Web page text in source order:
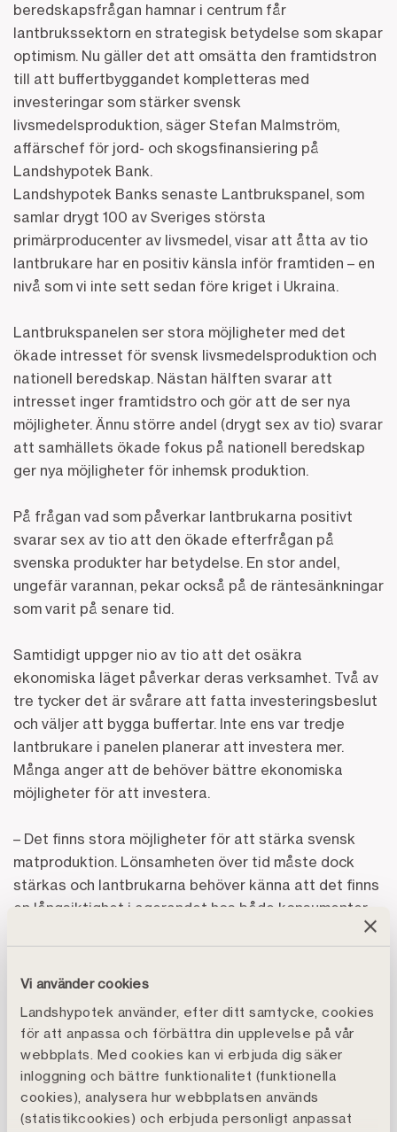
Vi använder cookies
Landshypotek använder, efter ditt samtycke, cookies
för att anpassa och förbättra din upplevelse på vår
webbplats. Med cookies kan vi erbjuda dig säker
inloggning och bättre funktionalitet (funktionella
cookies), analysera hur webbplatsen används
(statistikcookies) och erbjuda personligt anpassat
beredskapsfrågan hamnar i centrum får
lantbrukssektorn en strategisk betydelse som skapar
optimism. Nu gäller det att omsätta den framtidstron
till att buffertbyggandet kompletteras med
investeringar som stärker svensk
livsmedelsproduktion, säger Stefan Malmström,
affärschef för jord- och skogsfinansiering på
Landshypotek Bank.
Landshypotek Banks senaste Lantbrukspanel, som
samlar drygt 100 av Sveriges största
primärproducenter av livsmedel, visar att åtta av tio
lantbrukare har en positiv känsla inför framtiden – en
nivå som vi inte sett sedan före kriget i Ukraina.
Lantbrukspanelen ser stora möjligheter med det
ökade intresset för svensk livsmedelsproduktion och
nationell beredskap. Nästan hälften svarar att
intresset inger framtidstro och gör att de ser nya
möjligheter. Ännu större andel (drygt sex av tio) svarar
att samhällets ökade fokus på nationell beredskap
ger nya möjligheter för inhemsk produktion.
På frågan vad som påverkar lantbrukarna positivt
svarar sex av tio att den ökade efterfrågan på
svenska produkter har betydelse. En stor andel,
ungefär varannan, pekar också på de räntesänkningar
som varit på senare tid.
Samtidigt uppger nio av tio att det osäkra
ekonomiska läget påverkar deras verksamhet. Två av
tre tycker det är svårare att fatta investeringsbeslut
och väljer att bygga buffertar. Inte ens var tredje
lantbrukare i panelen planerar att investera mer.
Många anger att de behöver bättre ekonomiska
möjligheter för att investera.
– Det finns stora möjligheter för att stärka svensk
matproduktion. Lönsamheten över tid måste dock
stärkas och lantbrukarna behöver känna att det finns
en långsiktighet i agerandet hos både konsumenter
ett osäkert läge, det kan vara ett bra sätt att bygga
Malmström.
Osäkerheten i ekonomin är ett orosmoln, men
lantbrukarna känner också osäkerhet kring politiken.